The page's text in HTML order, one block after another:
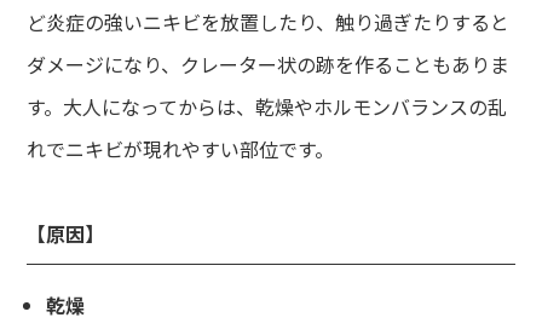
ど炎症の強いニキビを放置したり、触り過ぎたりすると
ダメージになり、クレーター状の跡を作ることもありま
す。大人になってからは、乾燥やホルモンバランスの乱
れでニキビが現れやすい部位です。
【原因】
乾燥